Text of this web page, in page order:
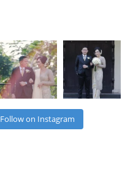
Follow on Instagram